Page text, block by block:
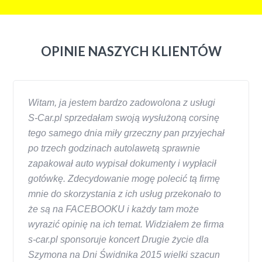
OPINIE NASZYCH KLIENTÓW
Witam, ja jestem bardzo zadowolona z usługi
S-Car.pl sprzedałam swoją wysłużoną corsinę
tego samego dnia miły grzeczny pan przyjechał
po trzech godzinach autolawetą sprawnie
zapakował auto wypisał dokumenty i wypłacił
gotówkę. Zdecydowanie mogę polecić tą firmę
mnie do skorzystania z ich usług przekonało to
że są na FACEBOOKU i każdy tam może
wyrazić opinię na ich temat. Widziałem że firma
s-car.pl sponsoruje koncert Drugie życie dla
Szymona na Dni Świdnika 2015 wielki szacun